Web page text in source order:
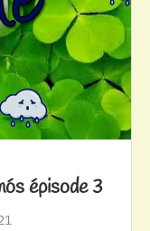
épisode 3